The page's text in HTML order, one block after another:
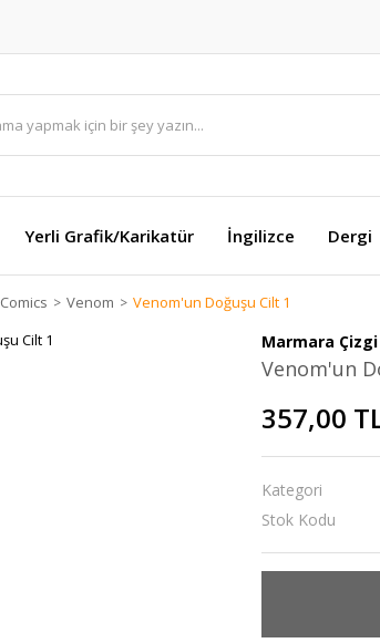
Yerli Grafik/Karikatür İngilizce Dergi
Venom Venom'un Doğuşu Cilt 1
Marmara Çizgi
Venom'un
357,00
Kategori
Stok Kodu